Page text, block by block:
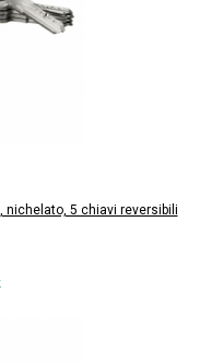
nichelato, 5 chiavi reversibili